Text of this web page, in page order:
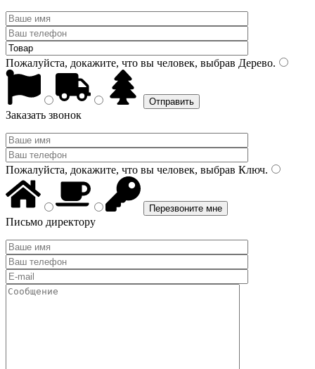
Пожалуйста, докажите, что вы человек, выбрав Дерево.
Заказать звонок
Пожалуйста, докажите, что вы человек, выбрав Ключ.
Письмо директору